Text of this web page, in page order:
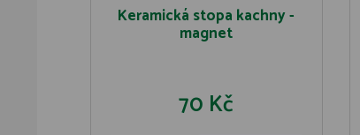
Keramická stopa kachny -
magnet
70 Kč